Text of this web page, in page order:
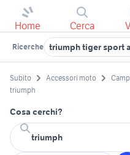
Home Cerca
Ricerche triumph tiger sport
Subito Accessori moto
triumph
Cosa cerchi?